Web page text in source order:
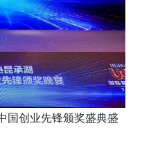
国创业先锋颁奖盛典盛